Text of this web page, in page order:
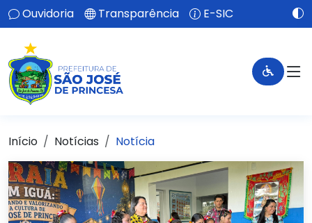
Ouvidoria Transparência E-SIC
Início Notícias Notícia